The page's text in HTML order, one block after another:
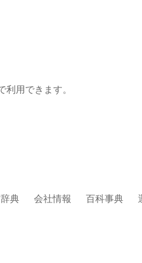
用できます。
典 会社情報 百科事典